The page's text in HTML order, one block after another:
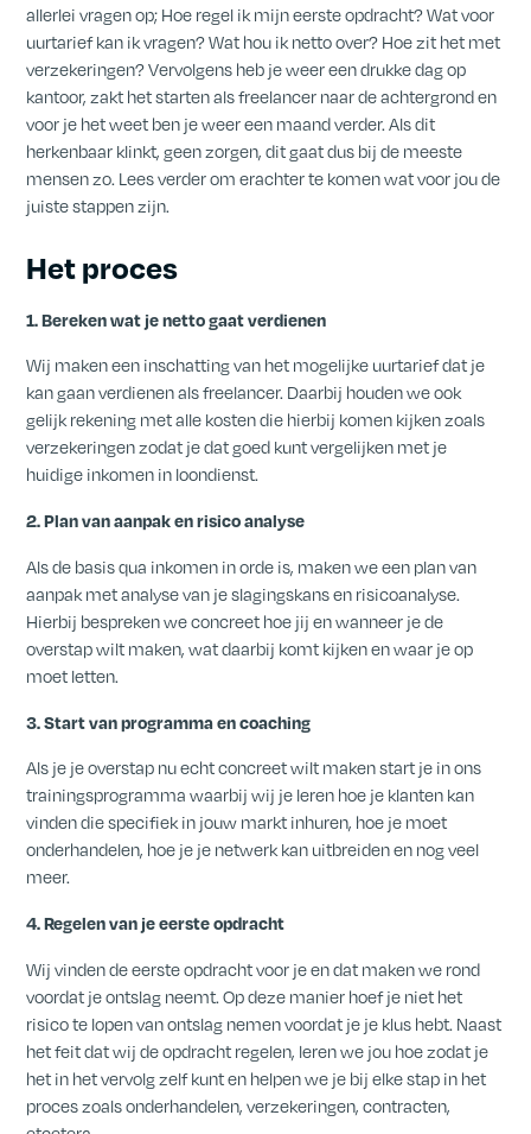
allerlei vragen op; Hoe regel ik mijn eerste opdracht? Wat voor
uurtarief kan ik vragen? Wat hou ik netto over? Hoe zit het met
verzekeringen? Vervolgens heb je weer een drukke dag op
kantoor, zakt het starten als freelancer naar de achtergrond en
voor je het weet ben je weer een maand verder. Als dit
herkenbaar klinkt, geen zorgen, dit gaat dus bij de meeste
mensen zo. Lees verder om erachter te komen wat voor jou de
juiste stappen zijn.
Het proces
1. Bereken wat je netto gaat verdienen
Wij maken een inschatting van het mogelijke uurtarief dat je
kan gaan verdienen als freelancer. Daarbij houden we ook
gelijk rekening met alle kosten die hierbij komen kijken zoals
verzekeringen zodat je dat goed kunt vergelijken met je
huidige inkomen in loondienst.
2. Plan van aanpak en risico analyse
Als de basis qua inkomen in orde is, maken we een plan van
aanpak met analyse van je slagingskans en risicoanalyse.
Hierbij bespreken we concreet hoe jij en wanneer je de
overstap wilt maken, wat daarbij komt kijken en waar je op
moet letten.
3. Start van programma en coaching
Als je je overstap nu echt concreet wilt maken start je in ons
trainingsprogramma waarbij wij je leren hoe je klanten kan
vinden die specifiek in jouw markt inhuren, hoe je moet
onderhandelen, hoe je je netwerk kan uitbreiden en nog veel
meer.
4. Regelen van je eerste opdracht
Wij vinden de eerste opdracht voor je en dat maken we rond
voordat je ontslag neemt. Op deze manier hoef je niet het
risico te lopen van ontslag nemen voordat je je klus hebt. Naast
het feit dat wij de opdracht regelen, leren we jou hoe zodat je
het in het vervolg zelf kunt en helpen we je bij elke stap in het
proces zoals onderhandelen, verzekeringen, contracten,